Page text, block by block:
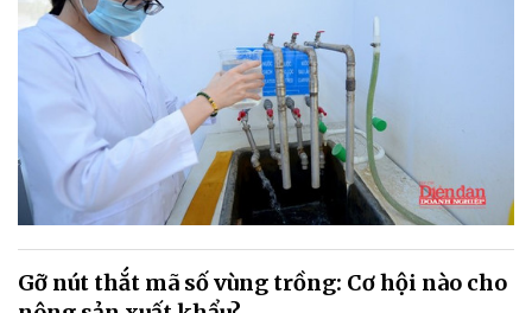
Gỡ nút thắt mã số vùng trồng: Cơ hội nào cho